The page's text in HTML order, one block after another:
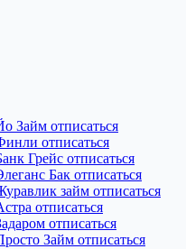
Займ отписаться
отписаться
Грейс отписаться
Бак отписаться
займ отписаться
отписаться
отписаться
Займ отписаться